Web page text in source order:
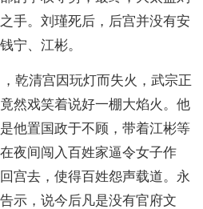
手。刘瑾死后，后宫并没有安
宁、江彬。
乾清宫因玩灯而失火，武宗正
然戏笑着说好一棚大焰火。他
他置国政于不顾，带着江彬等
夜间闯入百姓家逼令女子作
宫去，使得百姓怨声载道。永
示，说今后凡是没有官府文